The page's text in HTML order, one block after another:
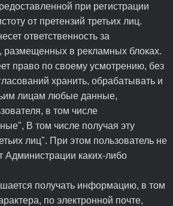
при регистрации
от претензий третьих лиц.
ответственность за
размещенных в рекламных блоках.
право по своему усмотрению, без
хранить, обрабатывать и
лицам любые данные,
в том числе
В том числе получая эту
лиц". При этом пользователь не
Администрации каких-либо
получать информацию, в том
по электронной почте,